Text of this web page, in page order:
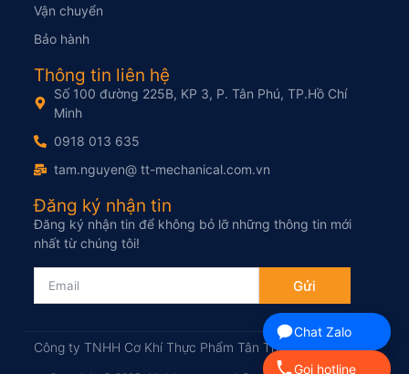
Vận chuyển
Bảo hành
Thông tin liên hệ
Số 100 đường 225B, KP 3, P. Tân Phú, TP.Hồ Chí
Minh
0918 013 635
tam.nguyen@ tt-mechanical.com.vn
Đăng ký nhận tin
Đăng ký nhận tin để không bỏ lỡ những thông tin mới
nhất từ chúng tôi!
Gửi
Công ty TNHH Cơ Khí Thực Phẩm Tân Thịnh
Chat Zalo
Gọi hotline